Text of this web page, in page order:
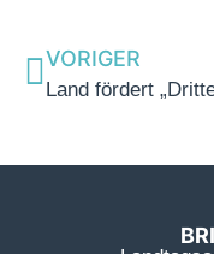
VORIGER